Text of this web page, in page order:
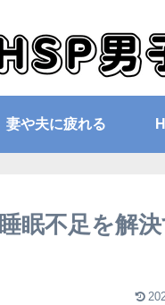
妻や夫に疲れる
眠不足を解